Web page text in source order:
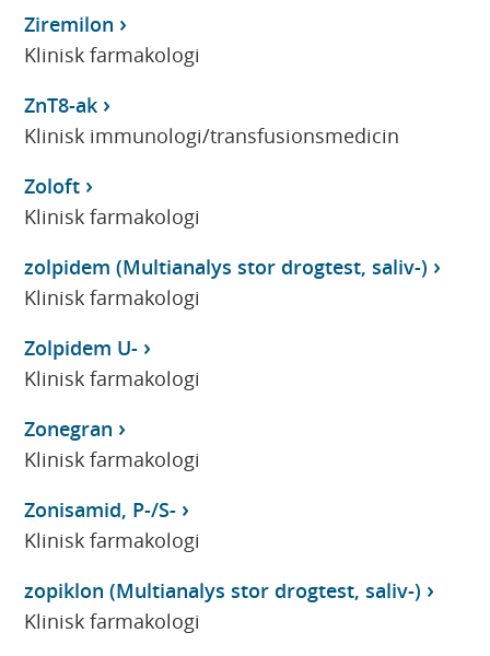
Ziremilon
Klinisk farmakologi
ZnT8-ak
Klinisk immunologi/transfusionsmedicin
Zoloft
Klinisk farmakologi
zolpidem (Multianalys stor drogtest, saliv-)
Klinisk farmakologi
Zolpidem U-
Klinisk farmakologi
Zonegran
Klinisk farmakologi
Zonisamid, P-/S-
Klinisk farmakologi
zopiklon (Multianalys stor drogtest, saliv-)
Klinisk farmakologi